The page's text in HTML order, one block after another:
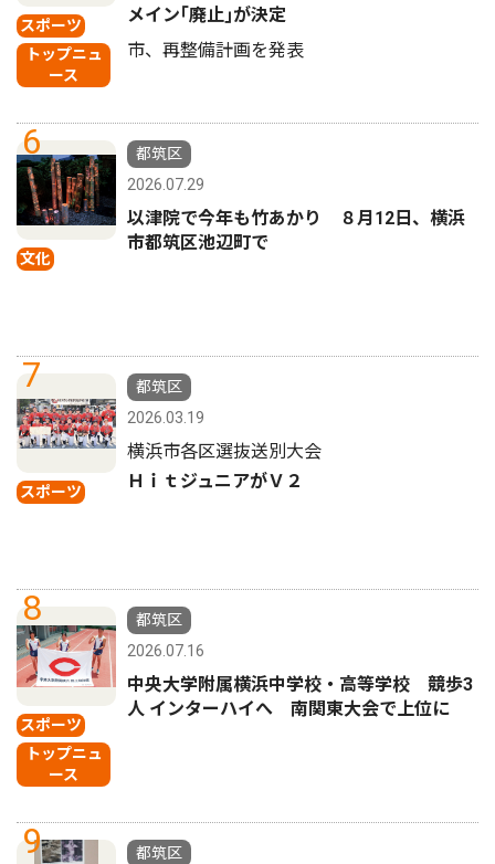
スポーツ
トップニュ
ース
メイン｢廃止｣が決定
市、再整備計画を発表
6
文化
都筑区
2026.07.29
以津院で今年も竹あかり ８月12日、横浜
市都筑区池辺町で
7
スポーツ
都筑区
2026.03.19
横浜市各区選抜送別大会
ＨｉｔジュニアがＶ２
8
スポーツ
トップニュ
ース
都筑区
2026.07.16
中央大学附属横浜中学校・高等学校 競歩3
人 インターハイへ 南関東大会で上位に
9
都筑区